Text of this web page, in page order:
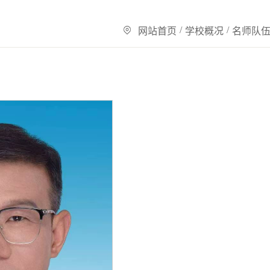
网站首页 / 学校概况 / 名师队伍